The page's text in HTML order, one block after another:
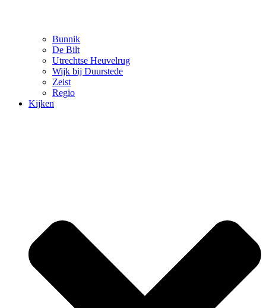
Bunnik
De Bilt
Utrechtse Heuvelrug
Wijk bij Duurstede
Zeist
Regio
Kijken